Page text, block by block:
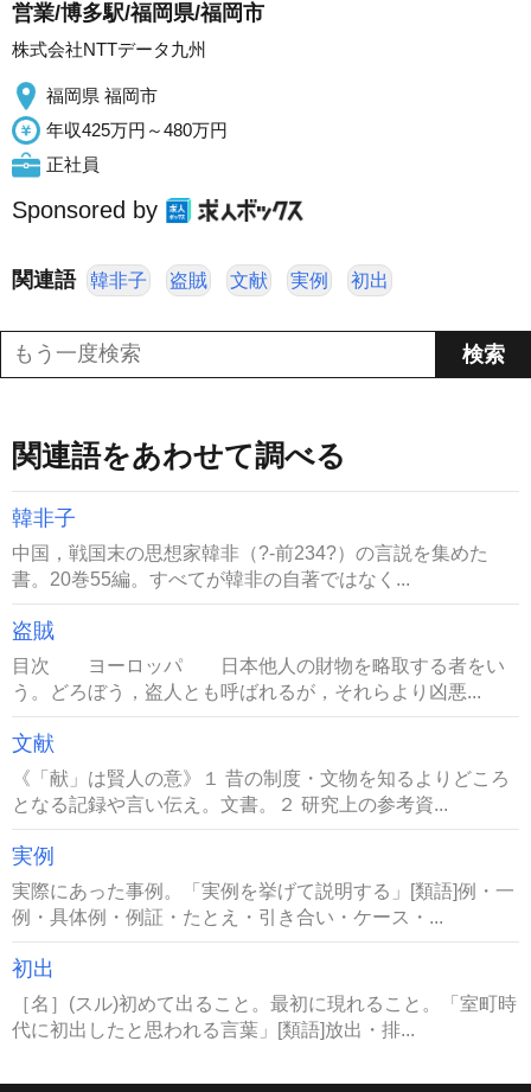
営業/博多駅/福岡県/福岡市
株式会社NTTデータ九州
福岡県 福岡市
年収425万円～480万円
正社員
Sponsored by
関連語 韓非子 盗賊 文献 実例 初出
関連語をあわせて調べる
韓非子
中国，戦国末の思想家韓非（?-前234?）の言説を集めた
書。20巻55編。すべてが韓非の自著ではなく...
盗賊
目次 ヨーロッパ 日本他人の財物を略取する者をい
う。どろぼう，盗人とも呼ばれるが，それらより凶悪...
文献
《「献」は賢人の意》１ 昔の制度・文物を知るよりどころ
となる記録や言い伝え。文書。２ 研究上の参考資...
実例
実際にあった事例。「実例を挙げて説明する」[類語]例・一
例・具体例・例証・たとえ・引き合い・ケース・...
初出
［名］(スル)初めて出ること。最初に現れること。「室町時
代に初出したと思われる言葉」[類語]放出・排...